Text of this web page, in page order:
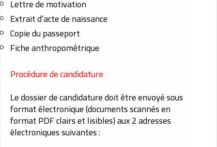
Lettre de motivation
Extrait d’acte de naissance
Copie du passeport
Fiche anthropométrique
Procédure de candidature
Le dossier de candidature doit être envoyé sous
format électronique (documents scannés en
format PDF clairs et lisibles) aux 2 adresses
électroniques suivantes :